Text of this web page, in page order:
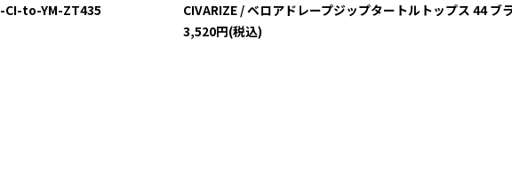
CI-to-YM-ZT435
CIVARIZE / ベロアドレープジップタートルトップス 44
3,520円(税込)